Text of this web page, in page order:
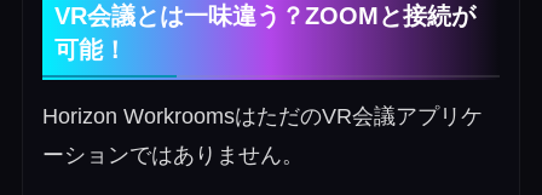
VR会議とは一味違う？ZOOMと接続が
可能！
Horizon WorkroomsはただのVR会議アプリケ
ーションではありません。